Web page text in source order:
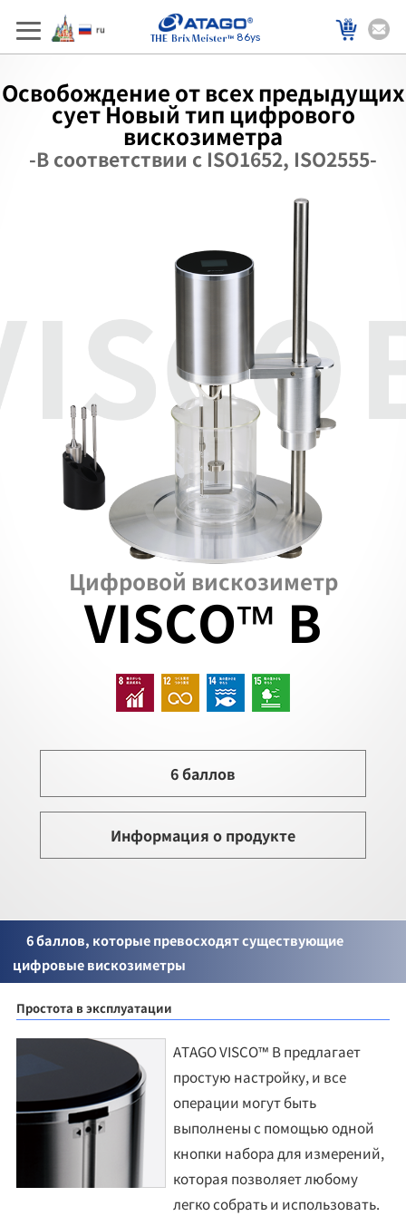
86ys
Освобождение от всех предыдущих
сует Новый тип цифрового
вискозиметра
-В соответствии с ISO1652, ISO2555-
Цифровой вискозиметр
VISCO™ B
6 баллов
Информация о продукте
6 баллов, которые превосходят существующие
цифровые вискозиметры
Простота в эксплуатации
ATAGO VISCO™ B предлагает
простую настройку, и все
операции могут быть
выполнены с помощью одной
кнопки набора для измерений,
которая позволяет любому
легко собрать и использовать.